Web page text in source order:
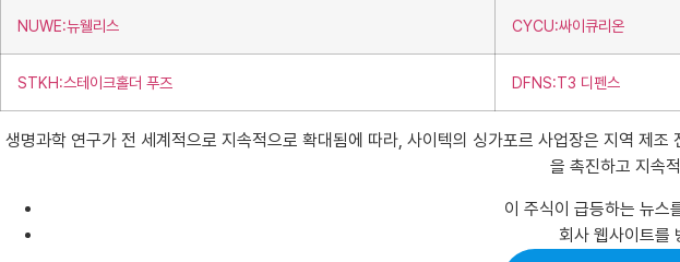
NUWE:뉴웰리스 CYCU:싸이큐리온
STKH:스테이크홀더 푸즈 DFNS:T3 디펜스
생명과학 연구가 전 세계적으로 지속적으로 확대됨에 따라, 사이텍의 싱가포르 사업장은 지역 제
을 촉진하고 지속
이 주식이 급등하는 뉴스
회사 웹사이트를